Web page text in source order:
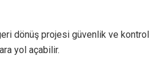
dönüş projesi güvenlik ve kontrol
yol açabilir.